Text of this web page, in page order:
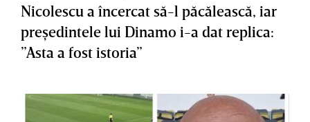
Nicolescu a încercat să-l păcălească, iar
preşedintele lui Dinamo i-a dat replica:
”Asta a fost istoria”